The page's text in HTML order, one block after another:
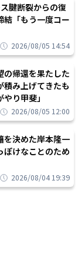
腱断裂からの復
結「もう一度コー
2026/08/05 14:54
の帰還を果たした
積み上げてきたも
り甲斐」
2026/08/05 12:00
を決めた岸本隆一
ぽけなことのため
2026/08/04 19:39